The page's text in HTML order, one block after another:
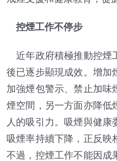
控煙工作不停步
近年政府積極推動控煙
後已逐步顯現成效。增加
加強煙包警示、禁止加味
煙空間，另一方面亦降低
人的吸引力。吸煙與健康
吸煙率持續下降，正反映
不過，控煙工作不能因成